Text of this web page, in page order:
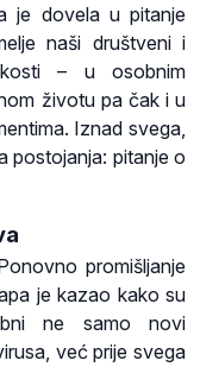
je dovela u pitanje
naši društveni i
– u osobnim
životu pa čak i u
Iznad svega,
postojanja: pitanje o
promišljanje
je kazao kako su
ne samo novi
već prije svega